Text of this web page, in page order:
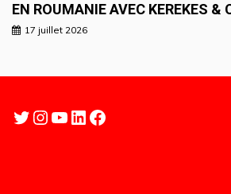
EN ROUMANIE AVEC KEREKES &
17 juillet 2026
Twitter
Instagram
YouTube
LinkedIn
Facebook